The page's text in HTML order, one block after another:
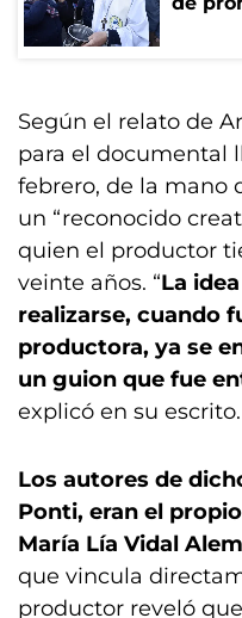
Según el relato de
para el documental
febrero, de la mano
un “reconocido
quien el productor
veinte años. “La
realizarse, cuando
productora, ya se
un guion que fue
explicó en su escrito.
Los autores de
Ponti, eran el
María Lía Vidal
que vincula
productor reveló